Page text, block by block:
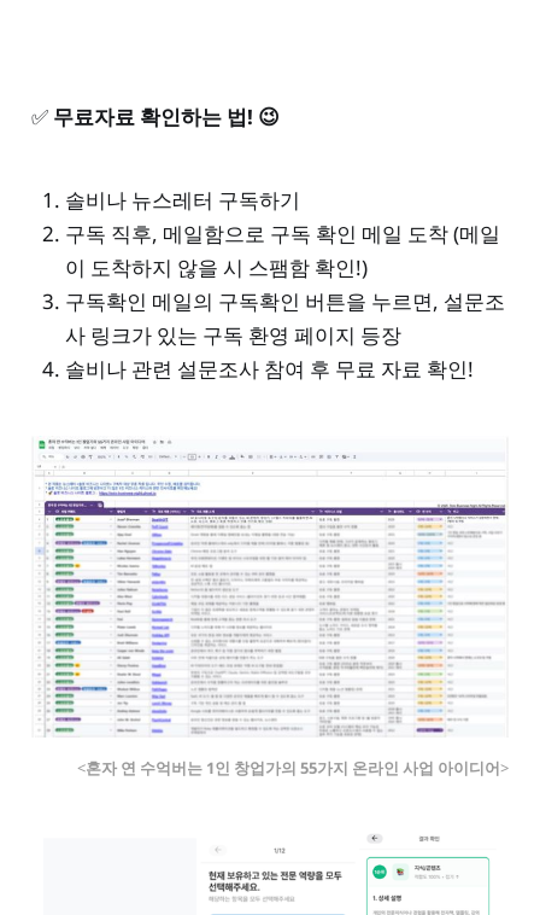
✅ 무료자료 확인하는 법! 😉
솔비나 뉴스레터 구독하기
구독 직후, 메일함으로 구독 확인 메일 도착 (메일
이 도착하지 않을 시 스팸함 확인!)
구독확인 메일의 구독확인 버튼을 누르면, 설문조
사 링크가 있는 구독 환영 페이지 등장
솔비나 관련 설문조사 참여 후 무료 자료 확인!
<혼자 연 수억버는 1인 창업가의 55가지 온라인 사업 아이디어>